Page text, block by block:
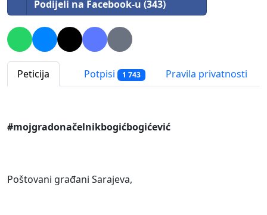
Podijeli na Facebook-u (343)
Peticija Potpisi 1 743 Pravila privatnosti
#mojgradonačelnikbogićbogićević
Poštovani građani Sarajeva,